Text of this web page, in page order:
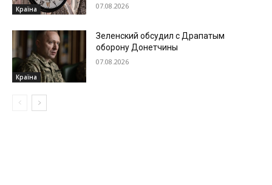
Країна 07.08.2026
Країна
Зеленский обсудил с Драпатым
оборону Донетчины
07.08.2026